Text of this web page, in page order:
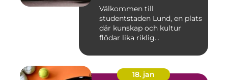
Välkommen till
studentstaden Lund, en plats
där kunskap och kultur
flödar lika riklig...
18. jan